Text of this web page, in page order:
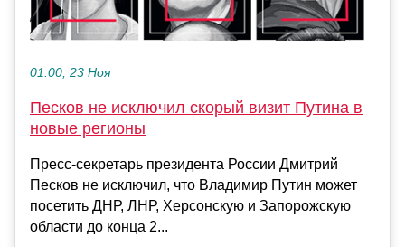
01:00, 23 Ноя
Песков не исключил скорый визит Путина в
новые регионы
Пресс-секретарь президента России Дмитрий
Песков не исключил, что Владимир Путин может
посетить ДНР, ЛНР, Херсонскую и Запорожскую
области до конца 2...